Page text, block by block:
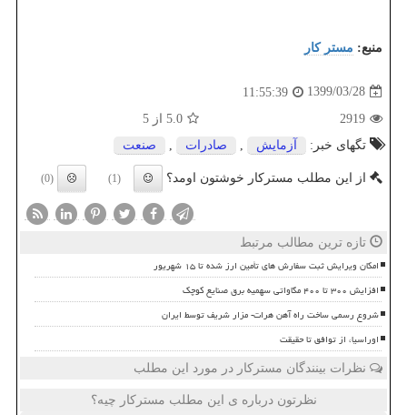
منبع: مستر كار
1399/03/28
11:55:39
2919
5.0 از 5
تگهای خبر:
آزمایش صادرات صنعت
از این مطلب مسترکار خوشتون اومد؟ (1)
(0)
تازه ترین مطالب مرتبط
امکان ویرایش ثبت سفارش های تأمین ارز شده تا ۱۵ شهریور
افزایش ۳۰۰ تا ۴۰۰ مگاواتی سهمیه برق صنایع کوچک
شروع رسمی ساخت راه آهن هرات- مزار شریف توسط ایران
اوراسیا، از توافق تا حقیقت
نظرات بینندگان مسترکار در مورد این مطلب
نظرتون درباره ی این مطلب مسترکار چیه؟